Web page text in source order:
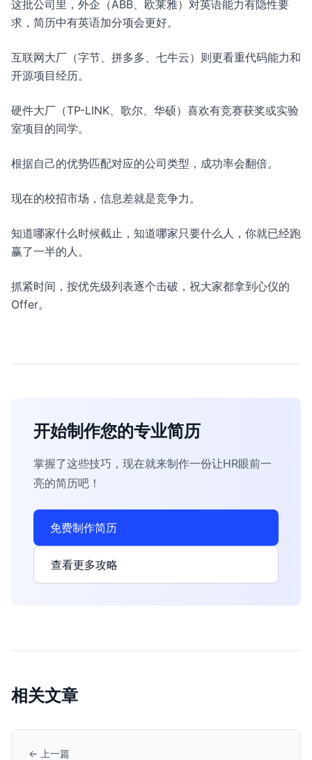
这批公司里，外企（ABB、欧莱雅）对英语能力有隐性要
求，简历中有英语加分项会更好。
互联网大厂（字节、拼多多、七牛云）则更看重代码能力和
开源项目经历。
硬件大厂（TP-LINK、歌尔、华硕）喜欢有竞赛获奖或实验
室项目的同学。
根据自己的优势匹配对应的公司类型，成功率会翻倍。
现在的校招市场，信息差就是竞争力。
知道哪家什么时候截止，知道哪家只要什么人，你就已经跑
赢了一半的人。
抓紧时间，按优先级列表逐个击破，祝大家都拿到心仪的
Offer。
开始制作您的专业简历
掌握了这些技巧，现在就来制作一份让HR眼前一
亮的简历吧！
免费制作简历
查看更多攻略
相关文章
← 上一篇